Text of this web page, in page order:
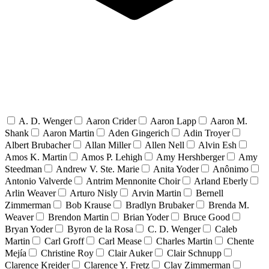
A. D. Wenger Aaron Crider Aaron Lapp
Aaron M.
Shank
Aaron Martin Aden Gingerich
Adin Troyer
Albert Brubacher
Allan Miller Allen Nell
Alvin Esh
Amos K. Martin
Amos P. Lehigh Amy Hershberger
Amy
Steedman
Andrew V. Ste. Marie Anita Yoder
Anônimo
Antonio Valverde
Antrim Mennonite Choir
Arland Eberly
Arlin Weaver
Arturo Nisly Arvin Martin
Bernell
Zimmerman
Bob Krause Bradlyn Brubaker
Brenda M.
Weaver
Brendon Martin Brian Yoder
Bruce Good
Bryan Yoder
Byron de la Rosa C. D. Wenger
Caleb
Martin
Carl Groff Carl Mease Charles Martin
Chente
Mejía
Christine Roy Clair Auker
Clair Schnupp
Clarence Kreider
Clarence Y. Fretz Clay Zimmerman